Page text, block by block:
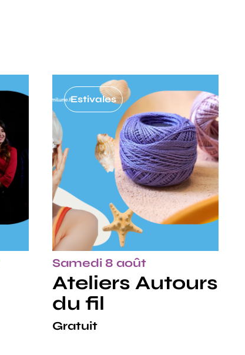
Estivales
Samedi 8 août
Ateliers Autours
du fil
Gratuit